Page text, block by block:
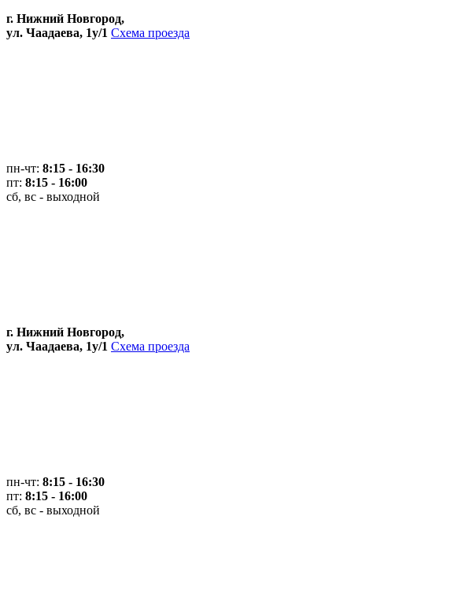
г. Нижний Новгород,
ул. Чаадаева, 1у/1 Схема проезда
пн-чт: 8:15 - 16:30
пт: 8:15 - 16:00
сб, вс - выходной
г. Нижний Новгород,
ул. Чаадаева, 1у/1 Схема проезда
пн-чт: 8:15 - 16:30
пт: 8:15 - 16:00
сб, вс - выходной